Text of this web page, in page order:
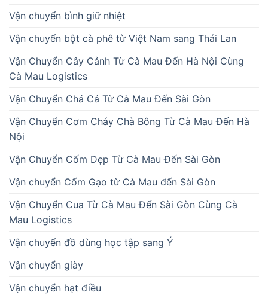
Vận chuyển bình giữ nhiệt
Vận chuyển bột cà phê từ Việt Nam sang Thái Lan
Vận Chuyển Cây Cảnh Từ Cà Mau Đến Hà Nội Cùng
Cà Mau Logistics
Vận Chuyển Chả Cá Từ Cà Mau Đến Sài Gòn
Vận Chuyển Cơm Cháy Chà Bông Từ Cà Mau Đến Hà
Nội
Vận Chuyển Cốm Dẹp Từ Cà Mau Đến Sài Gòn
Vận chuyển Cốm Gạo từ Cà Mau đến Sài Gòn
Vận Chuyển Cua Từ Cà Mau Đến Sài Gòn Cùng Cà
Mau Logistics
Vận chuyển đồ dùng học tập sang Ý
Vận chuyển giày
Vận chuyển hạt điều